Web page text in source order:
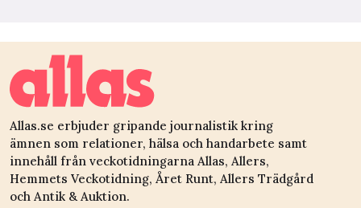
Allas.se erbjuder gripande journalistik kring
ämnen som relationer, hälsa och handarbete samt
innehåll från veckotidningarna Allas, Allers,
Hemmets Veckotidning, Året Runt, Allers Trädgård
och Antik & Auktion.